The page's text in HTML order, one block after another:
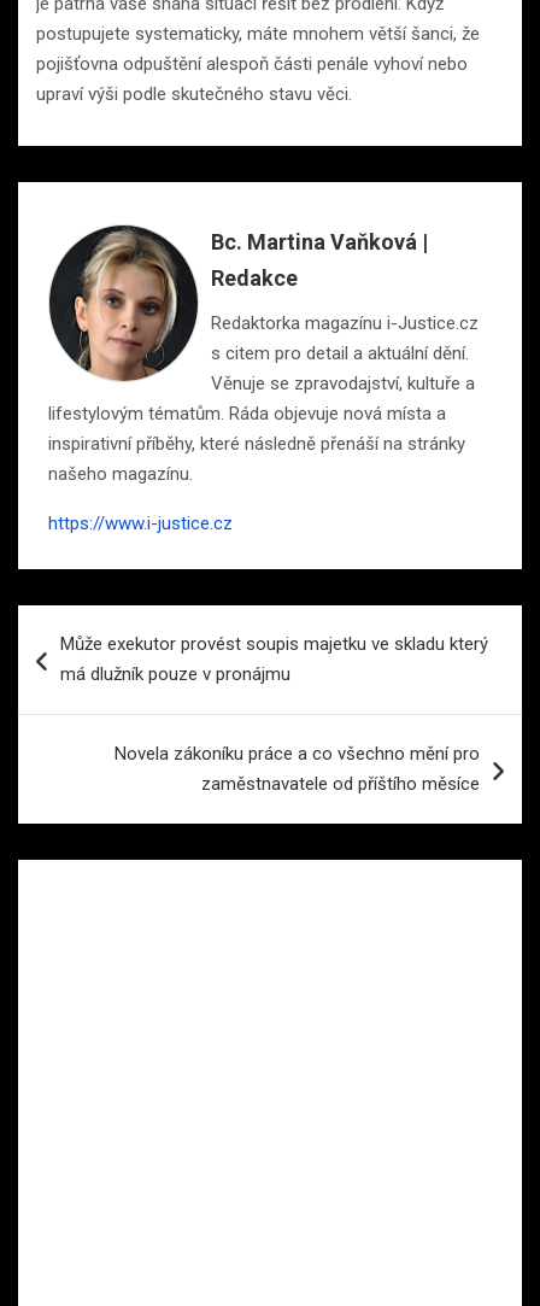
postupujete systematicky, máte mnohem větší šanci, že
pojišťovna odpuštění alespoň části penále vyhoví nebo
upraví výši podle skutečného stavu věci.
Bc. Martina Vaňková |
Redakce
Redaktorka magazínu i-Justice.cz
s citem pro detail a aktuální dění.
Věnuje se zpravodajství, kultuře a
lifestylovým tématům. Ráda objevuje nová místa a
inspirativní příběhy, které následně přenáší na stránky
našeho magazínu.
https://www.i-justice.cz
proMůže exekutor provést soupis majetku ve skladu který
má dlužník pouze v pronájmu
Novela zákoníku práce a co všechno mění pro
zaměstnavatele od příštího měsíce